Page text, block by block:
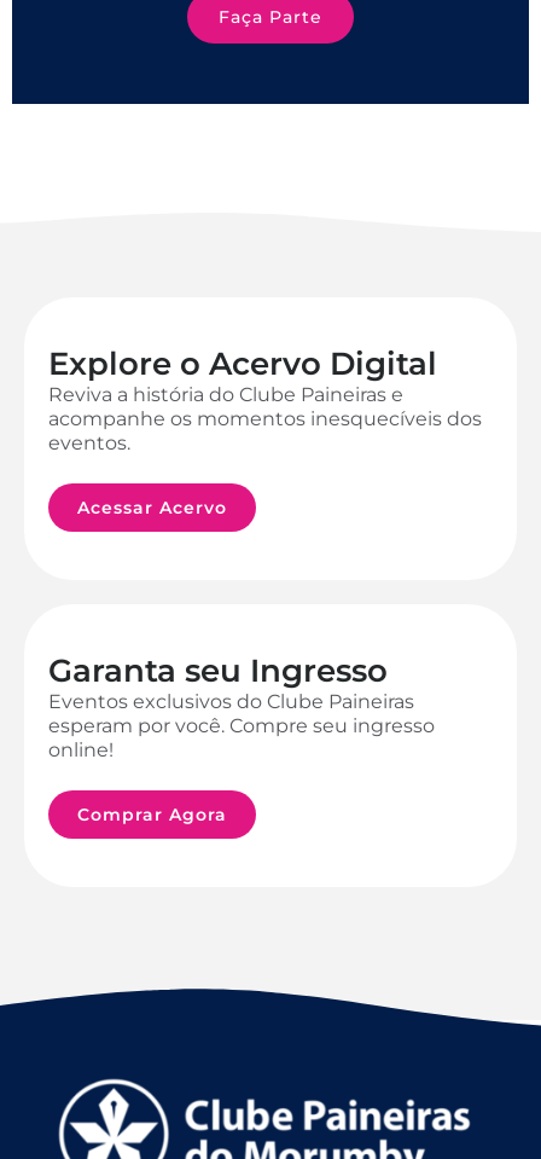
Faça Parte
Explore o Acervo Digital
Reviva a história do Clube Paineiras e
acompanhe os momentos inesquecíveis dos
eventos.
Acessar Acervo
Garanta seu Ingresso
Eventos exclusivos do Clube Paineiras
esperam por você. Compre seu ingresso
online!
Comprar Agora